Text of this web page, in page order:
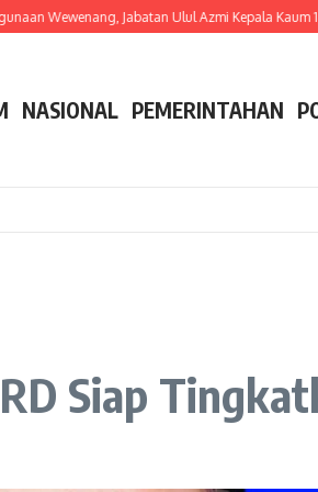
Wewenang, Jabatan Ulul Azmi Kepala Kaum 14
NASIONAL PEMERINTAHAN
Siap